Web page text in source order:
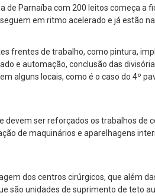
de Parnaíba com 200 leitos começa a
em ritmo acelerado e já estão
frentes de trabalho, como pintura,
e automação, conclusão das
alguns locais, como é o caso do 4º
devem ser reforçados os trabalhos de
de maquinários e aparelhagens
dos centros cirúrgicos, que além
são unidades de suprimento de teto